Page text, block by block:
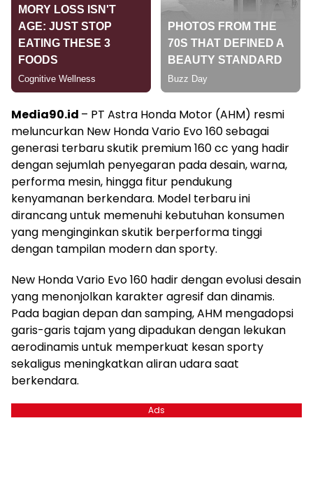
Media90.id – PT Astra Honda Motor (AHM) resmi
meluncurkan New Honda Vario Evo 160 sebagai
generasi terbaru skutik premium 160 cc yang hadir
dengan sejumlah penyegaran pada desain, warna,
performa mesin, hingga fitur pendukung
kenyamanan berkendara. Model terbaru ini
dirancang untuk memenuhi kebutuhan konsumen
yang menginginkan skutik berperforma tinggi
dengan tampilan modern dan sporty.
New Honda Vario Evo 160 hadir dengan evolusi desain
yang menonjolkan karakter agresif dan dinamis.
Pada bagian depan dan samping, AHM mengadopsi
garis-garis tajam yang dipadukan dengan lekukan
aerodinamis untuk memperkuat kesan sporty
sekaligus meningkatkan aliran udara saat
berkendara.
Ads